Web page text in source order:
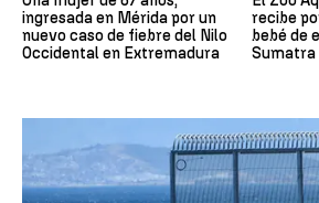
ingresada en Mérida por un
nuevo caso de fiebre del Nilo
Occidental en Extremadura
recibe
bebé de
Sumatra